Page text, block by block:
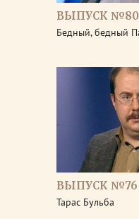
ВЫПУСК №80
Бедный, бедный
ВЫПУСК №76
Тарас Бульба